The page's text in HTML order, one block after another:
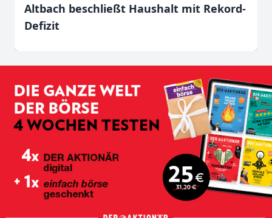
Altbach beschließt Haushalt mit Rekord-
Defizit